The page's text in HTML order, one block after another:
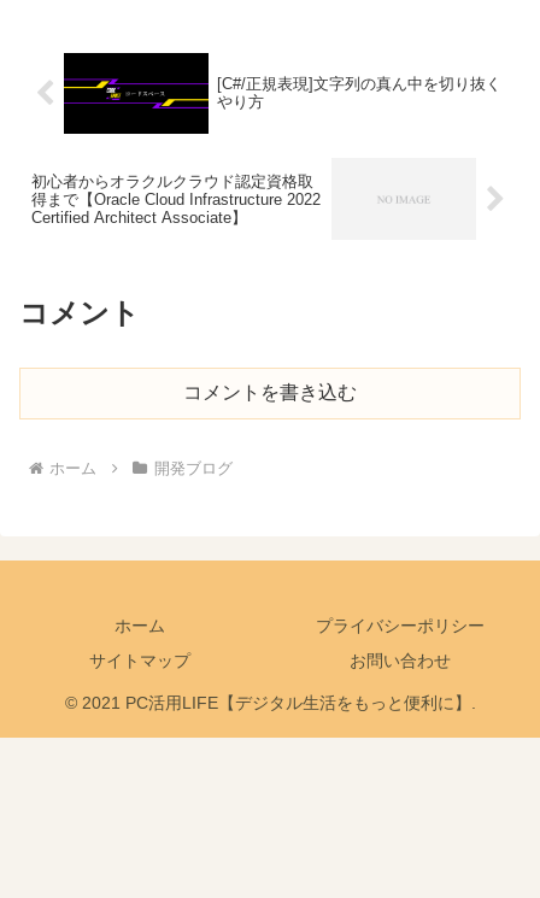
[C#/正規表現]文字列の真ん中を切り抜く
やり方
初心者からオラクルクラウド認定資格取
得まで【Oracle Cloud Infrastructure 2022
Certified Architect Associate】
コメント
コメントを書き込む
ホーム 開発ブログ
ホーム
プライバシーポリシー
サイトマップ
お問い合わせ
© 2021 PC活用LIFE【デジタル生活をもっと便利に】.